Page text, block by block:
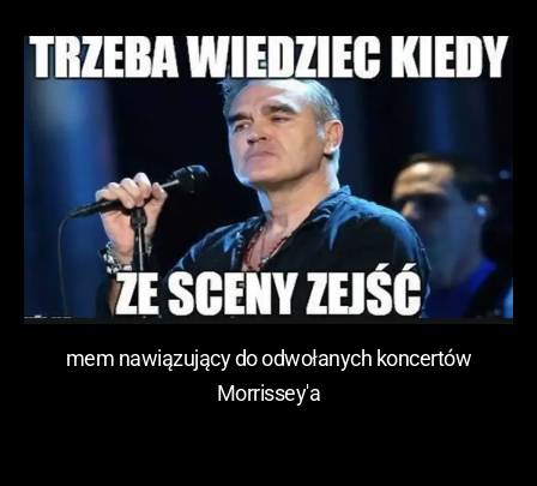
mem nawiązujący do odwołanych koncertów
Morrissey'a